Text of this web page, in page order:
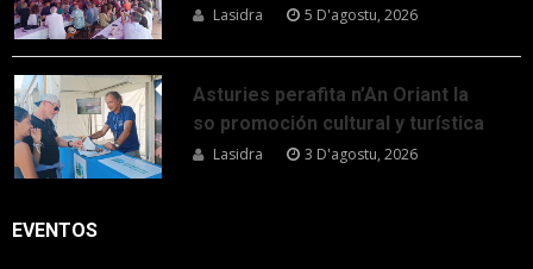
Lasidra 5 D'agostu, 2026
Asturies perafita n’An Oriant la
so promoción cultural y turística
Lasidra 3 D'agostu, 2026
EVENTOS